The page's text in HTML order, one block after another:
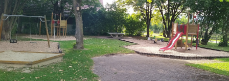
Blog
Partner
Kontakt